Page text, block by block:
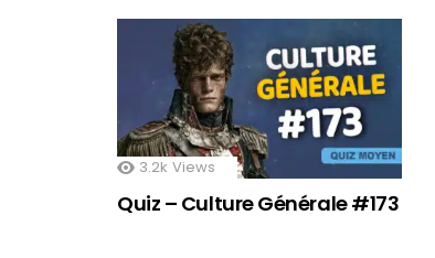
3.2k Views
Quiz – Culture Générale #173